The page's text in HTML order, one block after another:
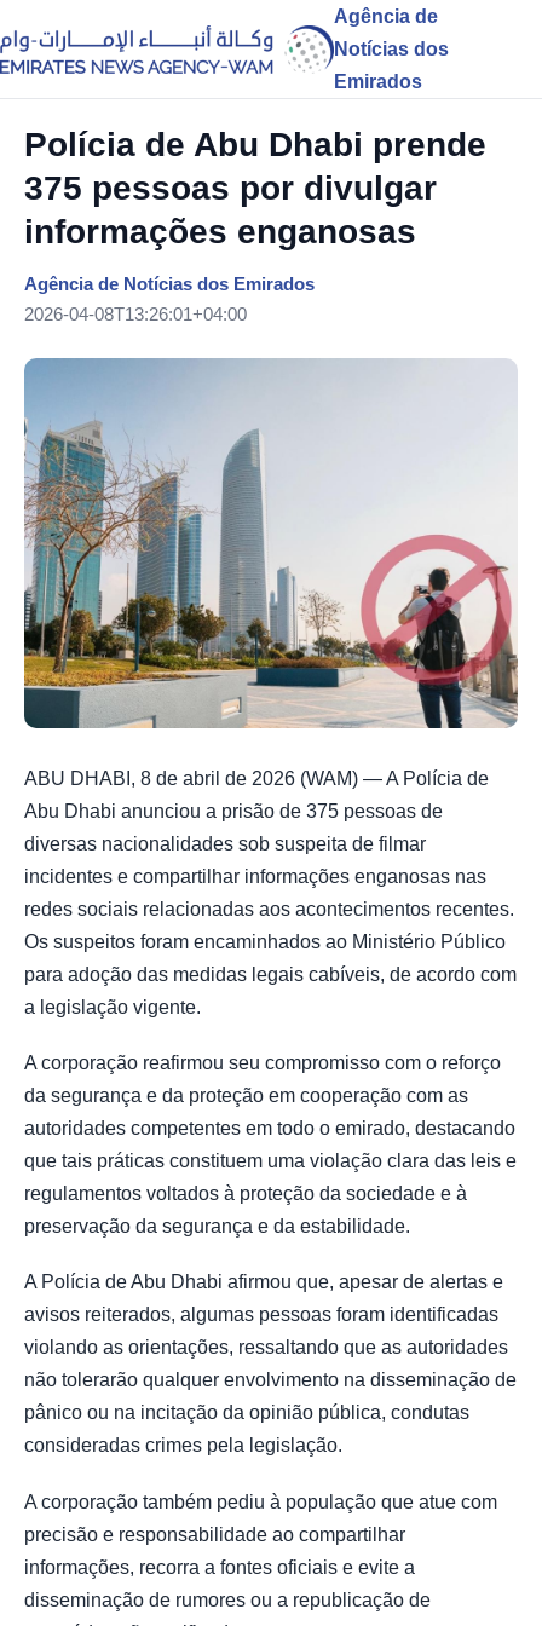
Agência de
Notícias dos
Emirados
Polícia de Abu Dhabi prende
375 pessoas por divulgar
informações enganosas
Agência de Notícias dos Emirados
2026-04-08T13:26:01+04:00
ABU DHABI, 8 de abril de 2026 (WAM) — A Polícia de
Abu Dhabi anunciou a prisão de 375 pessoas de
diversas nacionalidades sob suspeita de filmar
incidentes e compartilhar informações enganosas nas
redes sociais relacionadas aos acontecimentos recentes.
Os suspeitos foram encaminhados ao Ministério Público
para adoção das medidas legais cabíveis, de acordo com
a legislação vigente.
A corporação reafirmou seu compromisso com o reforço
da segurança e da proteção em cooperação com as
autoridades competentes em todo o emirado, destacando
que tais práticas constituem uma violação clara das leis e
regulamentos voltados à proteção da sociedade e à
preservação da segurança e da estabilidade.
A Polícia de Abu Dhabi afirmou que, apesar de alertas e
avisos reiterados, algumas pessoas foram identificadas
violando as orientações, ressaltando que as autoridades
não tolerarão qualquer envolvimento na disseminação de
pânico ou na incitação da opinião pública, condutas
consideradas crimes pela legislação.
A corporação também pediu à população que atue com
precisão e responsabilidade ao compartilhar
informações, recorra a fontes oficiais e evite a
disseminação de rumores ou a republicação de